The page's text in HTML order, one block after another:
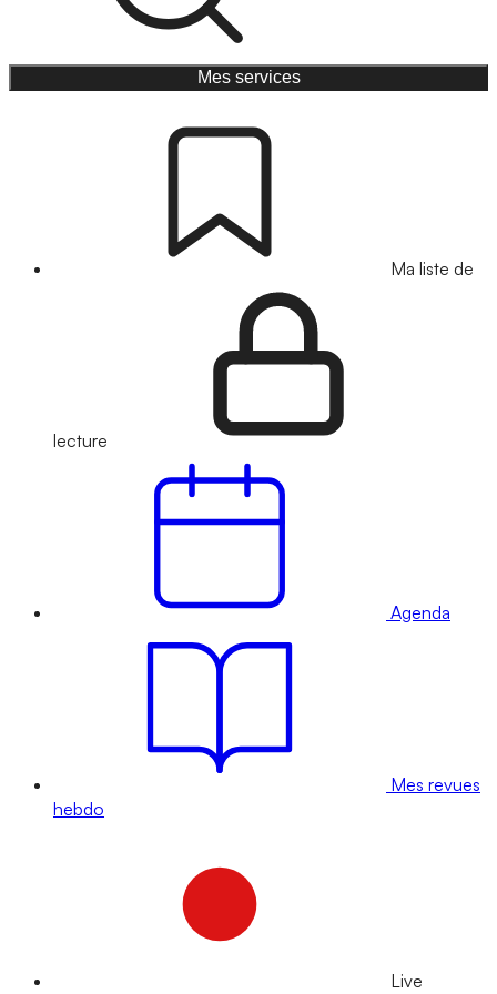
Mes services
Ma liste de
lecture
Agenda
Mes revues
hebdo
Live